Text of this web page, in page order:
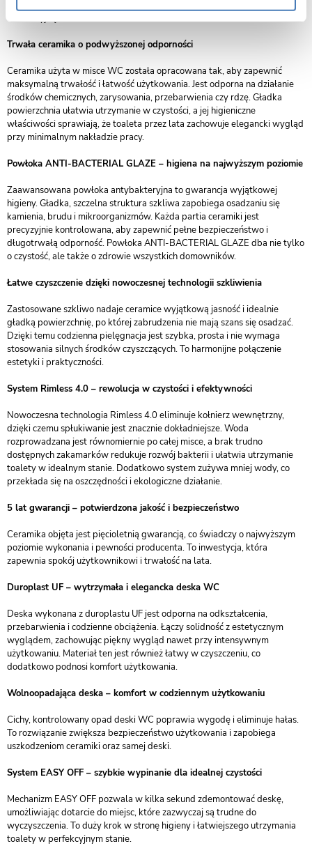
dekoracyjną.
Trwała ceramika o podwyższonej odporności
Ceramika użyta w misce WC została opracowana tak, aby zapewnić
maksymalną trwałość i łatwość użytkowania. Jest odporna na działanie
środków chemicznych, zarysowania, przebarwienia czy rdzę. Gładka
powierzchnia ułatwia utrzymanie w czystości, a jej higieniczne
właściwości sprawiają, że toaleta przez lata zachowuje elegancki wygląd
przy minimalnym nakładzie pracy.
Powłoka ANTI-BACTERIAL GLAZE – higiena na najwyższym poziomie
Zaawansowana powłoka antybakteryjna to gwarancja wyjątkowej
higieny. Gładka, szczelna struktura szkliwa zapobiega osadzaniu się
kamienia, brudu i mikroorganizmów. Każda partia ceramiki jest
precyzyjnie kontrolowana, aby zapewnić pełne bezpieczeństwo i
długotrwałą odporność. Powłoka ANTI-BACTERIAL GLAZE dba nie tylko
o czystość, ale także o zdrowie wszystkich domowników.
Łatwe czyszczenie dzięki nowoczesnej technologii szkliwienia
Zastosowane szkliwo nadaje ceramice wyjątkową jasność i idealnie
gładką powierzchnię, po której zabrudzenia nie mają szans się osadzać.
Dzięki temu codzienna pielęgnacja jest szybka, prosta i nie wymaga
stosowania silnych środków czyszczących. To harmonijne połączenie
estetyki i praktyczności.
System Rimless 4.0 – rewolucja w czystości i efektywności
Nowoczesna technologia Rimless 4.0 eliminuje kołnierz wewnętrzny,
dzięki czemu spłukiwanie jest znacznie dokładniejsze. Woda
rozprowadzana jest równomiernie po całej misce, a brak trudno
dostępnych zakamarków redukuje rozwój bakterii i ułatwia utrzymanie
toalety w idealnym stanie. Dodatkowo system zużywa mniej wody, co
przekłada się na oszczędności i ekologiczne działanie.
5 lat gwarancji – potwierdzona jakość i bezpieczeństwo
Ceramika objęta jest pięcioletnią gwarancją, co świadczy o najwyższym
poziomie wykonania i pewności producenta. To inwestycja, która
zapewnia spokój użytkownikowi i trwałość na lata.
Duroplast UF – wytrzymała i elegancka deska WC
Deska wykonana z duroplastu UF jest odporna na odkształcenia,
przebarwienia i codzienne obciążenia. Łączy solidność z estetycznym
wyglądem, zachowując piękny wygląd nawet przy intensywnym
użytkowaniu. Materiał ten jest również łatwy w czyszczeniu, co
dodatkowo podnosi komfort użytkowania.
Wolnoopadająca deska – komfort w codziennym użytkowaniu
Cichy, kontrolowany opad deski WC poprawia wygodę i eliminuje hałas.
To rozwiązanie zwiększa bezpieczeństwo użytkowania i zapobiega
uszkodzeniom ceramiki oraz samej deski.
System EASY OFF – szybkie wypinanie dla idealnej czystości
Mechanizm EASY OFF pozwala w kilka sekund zdemontować deskę,
umożliwiając dotarcie do miejsc, które zazwyczaj są trudne do
wyczyszczenia. To duży krok w stronę higieny i łatwiejszego utrzymania
toalety w perfekcyjnym stanie.